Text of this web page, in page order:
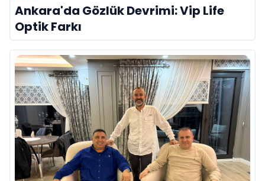
Ankara'da Gözlük Devrimi: Vip Life
Optik Farkı